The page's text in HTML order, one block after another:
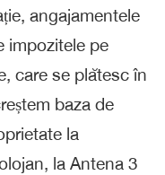
angajamentele
impozitele pe
care se plătesc în
baza de
la
la Antena 3